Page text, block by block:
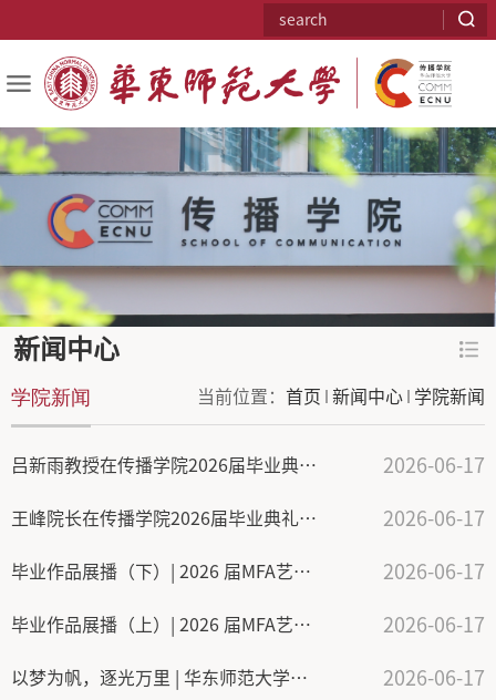
新闻中心
当前位置： 首页 新闻中心 学院新闻
学院新闻
吕新雨教授在传播学院2026届毕业典礼上的发言 2026-06-17
王峰院长在传播学院2026届毕业典礼上的致辞 2026-06-17
毕业作品展播（下）| 2026 届MFA艺术硕士（广播电视）毕业作品展（播音与主持艺术方向） 2026-06-17
毕业作品展播（上）| 2026 届MFA艺术硕士（广播电视）毕业作品展（数字媒体艺术方向） 2026-06-17
以梦为帆，逐光万里 | 华东师范大学传播学院2026届毕业典礼暨学位授予仪式举行 2026-06-17